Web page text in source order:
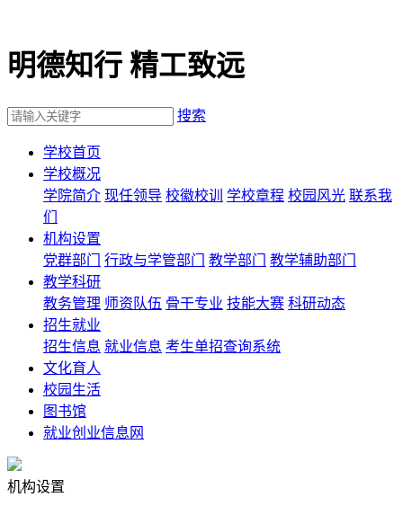
明德知行 精工致远
搜索
学校首页
学校概况
学院简介 现任领导 校徽校训 学校章程 校园风光 联系我
们
机构设置
党群部门
行政与学管部门 教学部门
教学辅助部门
教学科研
教务管理 师资队伍 骨干专业 技能大赛 科研动态
招生就业
招生信息 就业信息 考生单招查询系统
文化育人
校园生活
图书馆
就业创业信息网
机构设置